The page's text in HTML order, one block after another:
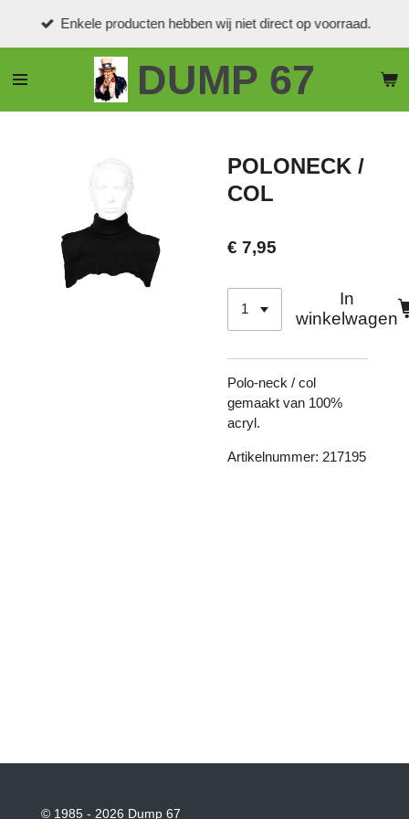
de
DUMP 67
Enkele producten hebben wij niet direct op voorraad.
POLONECK /
COL
€ 7,95
In
winkelwagen
Polo-neck / col
gemaakt van 100%
acryl.
Artikelnummer: 217195
© 1985 - 2026 Dump 67